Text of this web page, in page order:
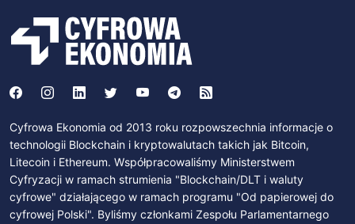
Cyfrowa Ekonomia od 2013 roku rozpowszechnia informacje o
technologii Blockchain i kryptowalutach takich jak Bitcoin,
Litecoin i Ethereum. Współpracowaliśmy Ministerstwem
Cyfryzacji w ramach strumienia "Blockchain/DLT i waluty
cyfrowe" działającego w ramach programu "Od papierowej do
cyfrowej Polski". Byliśmy członkami Zespołu Parlamentarnego